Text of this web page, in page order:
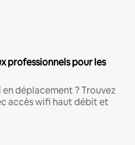
professionnels pour les
déplacement ? Trouvez
accès wifi haut débit et